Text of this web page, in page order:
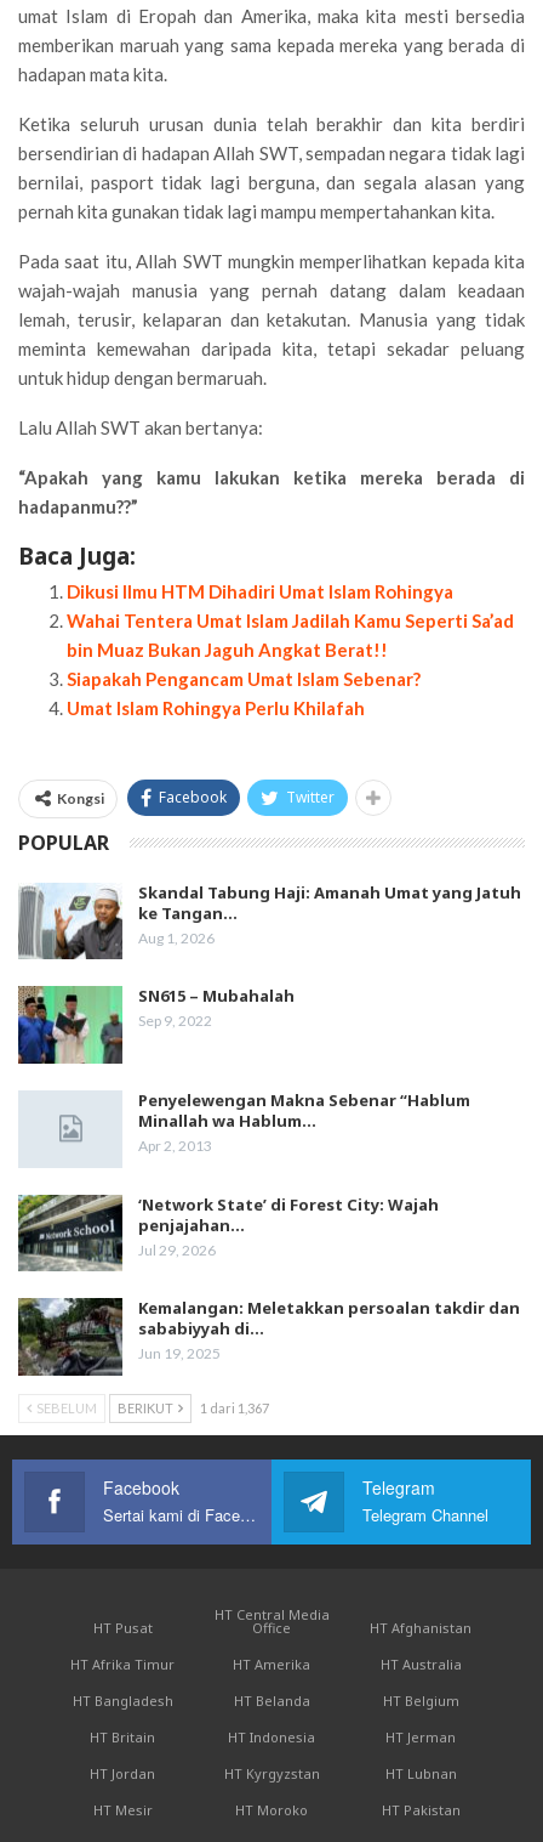
umat Islam di Eropah dan Amerika, maka kita mesti bersedia
memberikan maruah yang sama kepada mereka yang berada di
hadapan mata kita.
Ketika seluruh urusan dunia telah berakhir dan kita berdiri
bersendirian di hadapan Allah SWT, sempadan negara tidak lagi
bernilai, pasport tidak lagi berguna, dan segala alasan yang
pernah kita gunakan tidak lagi mampu mempertahankan kita.
Pada saat itu, Allah SWT mungkin memperlihatkan kepada kita
wajah-wajah manusia yang pernah datang dalam keadaan
lemah, terusir, kelaparan dan ketakutan. Manusia yang tidak
meminta kemewahan daripada kita, tetapi sekadar peluang
untuk hidup dengan bermaruah.
Lalu Allah SWT akan bertanya:
“Apakah yang kamu lakukan ketika mereka berada di
hadapanmu??”
Baca Juga:
Dikusi Ilmu HTM Dihadiri Umat Islam Rohingya
Wahai Tentera Umat Islam Jadilah Kamu Seperti Sa’ad
bin Muaz Bukan Jaguh Angkat Berat!!
Siapakah Pengancam Umat Islam Sebenar?
Umat Islam Rohingya Perlu Khilafah
Kongsi Facebook Twitter
POPULAR
Skandal Tabung Haji: Amanah Umat yang Jatuh
ke Tangan…
Aug 1, 2026
SN615 – Mubahalah
Sep 9, 2022
Penyelewengan Makna Sebenar “Hablum
Minallah wa Hablum…
Apr 2, 2013
‘Network State’ di Forest City: Wajah
penjajahan…
Jul 29, 2026
Kemalangan: Meletakkan persoalan takdir dan
sababiyyah di…
Jun 19, 2025
SEBELUM BERIKUT 1 dari 1,367
Facebook
Sertai kami di Facebook
Telegram
Telegram Channel
HT Pusat
HT Central Media
Office
HT Afghanistan
HT Afrika Timur
HT Amerika
HT Australia
HT Bangladesh
HT Belanda
HT Belgium
HT Britain
HT Indonesia
HT Jerman
HT Jordan
HT Kyrgyzstan
HT Lubnan
HT Mesir
HT Moroko
HT Pakistan